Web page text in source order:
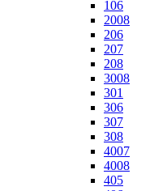
106
2008
206
207
208
3008
301
306
307
308
4007
4008
405